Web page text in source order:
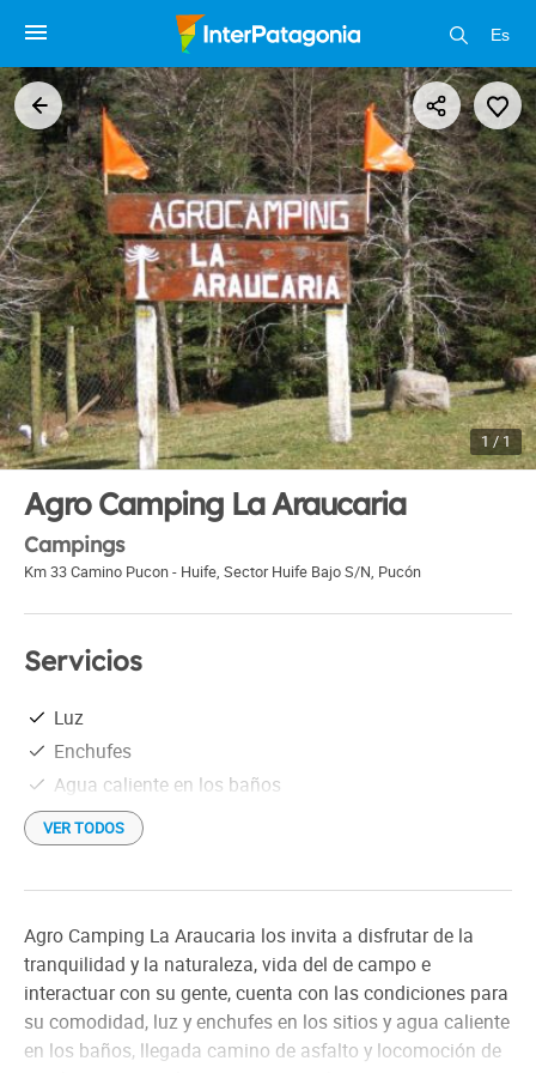
Es
1 / 1
Agro Camping La Araucaria
Campings
Km 33 Camino Pucon - Huife, Sector Huife Bajo S/N, Pucón
Servicios
Luz
Enchufes
Agua caliente en los baños
VER TODOS
Agro Camping La Araucaria los invita a disfrutar de la
tranquilidad y la naturaleza, vida del de campo e
interactuar con su gente, cuenta con las condiciones para
su comodidad, luz y enchufes en los sitios y agua caliente
en los baños, llegada camino de asfalto y locomoción de